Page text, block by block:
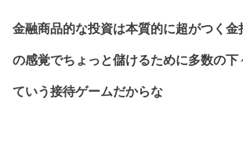
金融商品的な投資は本質的に超がつく金
の感覚でちょっと儲けるために多数の下
ていう接待ゲームだからな